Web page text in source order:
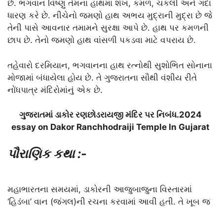
છે. ભગવાન વિષ્ણુ તેમના હાથમાં શંખ, કમળ, ચકલી અને ગદા
ધારણ કરે છે. નીચેનો જમણો હાથ અભય મુદ્રાની મુદ્રા છે જે
તેની પાસે આવનાર તમામને સુરક્ષા આપે છે. હાથ પર કમળની
છાપ છે. તેનો જમણો હાથ વાંસળી પકડવા માટે વપરાય છે.
તહેવારો દરમિયાન, ભગવાનના હાથ રત્નોથી સુશોભિત સોનાના
મોજામાં બંધાયેલા હોય છે. તે ગુજરાતના સૌથી વંશીય રીતે
નોંધપાત્ર મંદિરોમાંનું એક છે.
ગુજરાતમાં ડાકોર રણછોડરાયજી મંદિર પર નિબંધ.2024
essay on Dakor Ranchhodraiji Temple In Gujarat
પૌરાણિક કથા :-
મહાભારતના સમયમાં, ડાકોરની આજુબાજુના વિસ્તારમાં
‘હિડંબા’ વાન (જંગલ)ની રચના કરવામાં આવી હતી. તે ખૂબ જ